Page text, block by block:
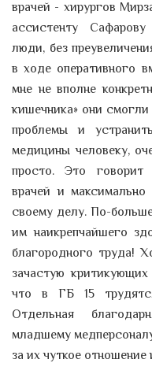
врачей - хирургов
ассистенту
люди, без
в ходе оперативного
мне не вполне
кишечника» они
проблемы и
медицины человеку,
просто. Это
врачей и
своему делу. По-
им наикрепчайшего
благородного труда!
зачастую
что в ГБ 15
Отдельная
младшему
за их чуткое